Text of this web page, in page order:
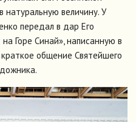
величину. У
передал в дар Его
Горе Синай», написанную в
общение Святейшего